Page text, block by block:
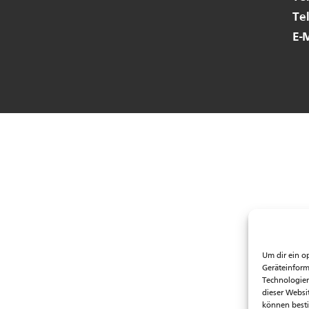
Um dir ein
dieser
können